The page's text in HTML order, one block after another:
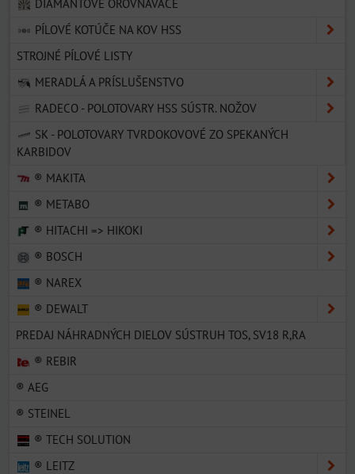
DIAMANTOVÉ OROVNÁVAČE
PÍLOVÉ KOTÚČE NA KOV HSS
STROJNÉ PÍLOVÉ LISTY
MERADLÁ A PRÍSLUŠENSTVO
RADECO - POLOTOVARY HSS SÚSTR. NOŽOV
SK - POLOTOVARY TVRDOKOVOVÉ ZO SPEKANÝCH
KARBIDOV
® MAKITA
® METABO
® HITACHI => HIKOKI
® BOSCH
® NAREX
® DEWALT
PREDAJ NÁHRADNÝCH DIELOV SÚSTRUH TOS, SV18 R,RA
® REBIR
® AEG
® STEINEL
® TECH SOLUTION
® LEITZ